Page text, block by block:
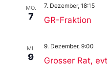
MO.
7 GR-Fraktion
7. Dezember, 18:15
MI.
9 Grosser Rat,
9. Dezember, 9:00